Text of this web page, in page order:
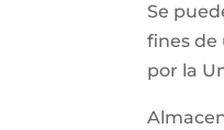
Se
fines de
por la